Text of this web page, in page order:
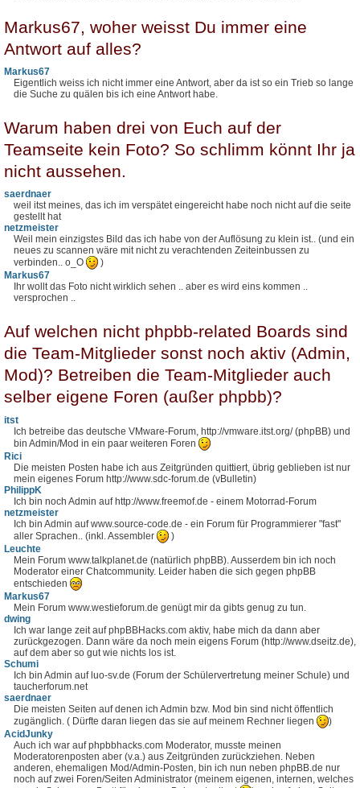
Markus67, woher weisst Du immer eine
Antwort auf alles?
Markus67
Eigentlich weiss ich nicht immer eine Antwort, aber da ist so ein Trieb so lange
die Suche zu quälen bis ich eine Antwort habe.
Warum haben drei von Euch auf der
Teamseite kein Foto? So schlimm könnt Ihr ja
nicht aussehen.
saerdnaer
weil itst meines, das ich im verspätet eingereicht habe noch nicht auf die seite
gestellt hat
netzmeister
Weil mein einzigstes Bild das ich habe von der Auflösung zu klein ist.. (und ein
neues zu scannen wäre mit nicht zu verachtenden Zeiteinbussen zu
verbinden.. o_O
)
Markus67
Ihr wollt das Foto nicht wirklich sehen .. aber es wird eins kommen ..
versprochen ..
Auf welchen nicht phpbb-related Boards sind
die Team-Mitglieder sonst noch aktiv (Admin,
Mod)? Betreiben die Team-Mitglieder auch
selber eigene Foren (außer phpbb)?
itst
Ich betreibe das deutsche VMware-Forum, http://vmware.itst.org/ (phpBB) und
bin Admin/Mod in ein paar weiteren Foren
Rici
Die meisten Posten habe ich aus Zeitgründen quittiert, übrig geblieben ist nur
mein eigenes Forum http://www.sdc-forum.de (vBulletin)
PhilippK
Ich bin noch Admin auf http://www.freemof.de - einem Motorrad-Forum
netzmeister
Ich bin Admin auf www.source-code.de - ein Forum für Programmierer "fast"
aller Sprachen.. (inkl. Assembler
)
Leuchte
Mein Forum www.talkplanet.de (natürlich phpBB). Ausserdem bin ich noch
Moderator einer Chatcommunity. Leider haben die sich gegen phpBB
entschieden
Markus67
Mein Forum www.westieforum.de genügt mir da gibts genug zu tun.
dwing
Ich war lange zeit auf phpBBHacks.com aktiv, habe mich da dann aber
zurückgezogen. Dann wäre da noch mein eigens Forum (http://www.dseitz.de),
auf dem aber so gut wie nichts los ist.
Schumi
Ich bin Admin auf luo-sv.de (Forum der Schülervertretung meiner Schule) und
taucherforum.net
saerdnaer
Die meisten Seiten auf denen ich Admin bzw. Mod bin sind nicht öffentlich
zugänglich. ( Dürfte daran liegen das sie auf meinem Rechner liegen
)
AcidJunky
Auch ich war auf phpbbhacks.com Moderator, musste meinen
Moderatorenposten aber (v.a.) aus Zeitgründen zurückziehen. Neben
anderen, ehemaligen Mod/Admin-Posten, bin ich nun neben phpBB.de nur
noch auf zwei Foren/Seiten Administrator (meinem eigenen, internen, welches